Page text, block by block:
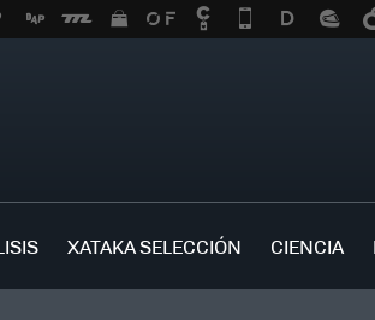
XATAKA SELECCIÓN CIENCIA